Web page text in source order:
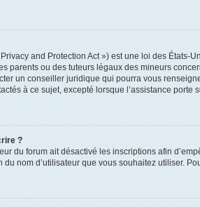
and Protection Act ») est une loi des
parents ou des tuteurs légaux des mineurs
un conseiller juridique qui pourra vous
à ce sujet, excepté lorsque l’assistance
?
du forum ait désactivé les inscriptions afin
du nom d’utilisateur que vous souhaitez utiliser.